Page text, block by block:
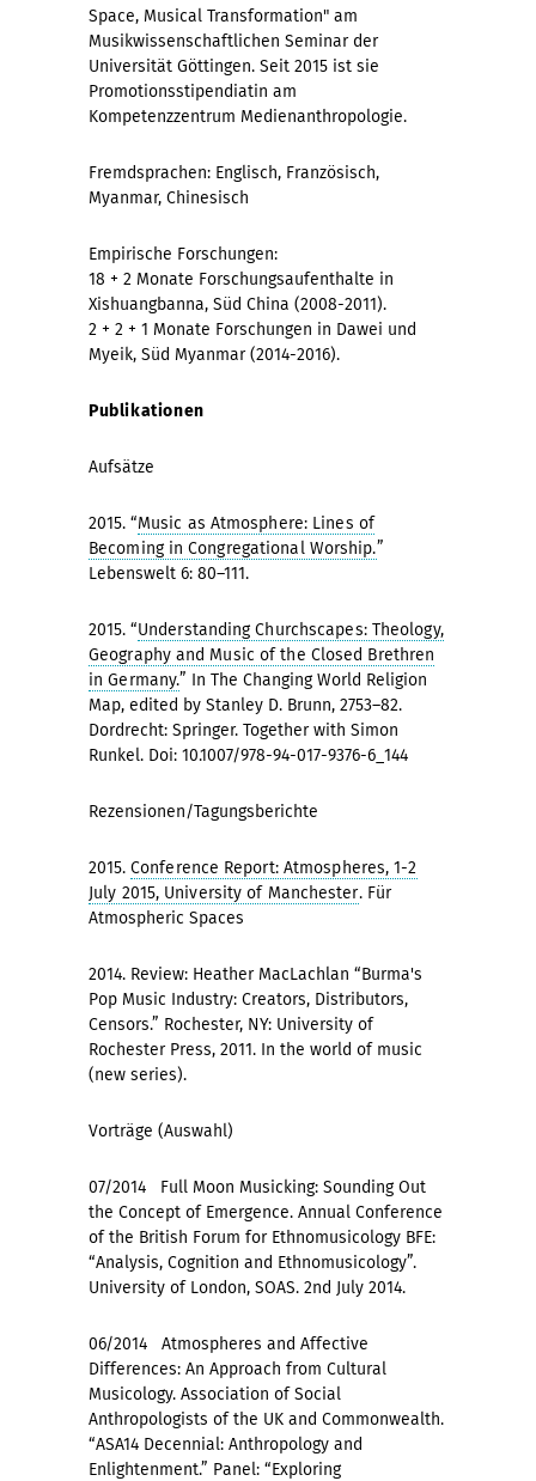
Space, Musical Transformation" am
Musikwissenschaftlichen Seminar der
Universität Göttingen. Seit 2015 ist sie
Promotionsstipendiatin am
Kompetenzzentrum Medienanthropologie.
Fremdsprachen: Englisch, Französisch,
Myanmar, Chinesisch
Empirische Forschungen:
18 + 2 Monate Forschungsaufenthalte in
Xishuangbanna, Süd China (2008-2011).
2 + 2 + 1 Monate Forschungen in Dawei und
Myeik, Süd Myanmar (2014-2016).
Publikationen
Aufsätze
2015. “Music as Atmosphere: Lines of
Becoming in Congregational Worship.”
Lebenswelt 6: 80–111.
2015. “Understanding Churchscapes: Theology,
Geography and Music of the Closed Brethren
in Germany.” In The Changing World Religion
Map, edited by Stanley D. Brunn, 2753–82.
Dordrecht: Springer. Together with Simon
Runkel. Doi: 10.1007/978-94-017-9376-6_144
Rezensionen/Tagungsberichte
2015. Conference Report: Atmospheres, 1-2
July 2015, University of Manchester. Für
Atmospheric Spaces
2014. Review: Heather MacLachlan “Burma's
Pop Music Industry: Creators, Distributors,
Censors.” Rochester, NY: University of
Rochester Press, 2011. In the world of music
(new series).
Vorträge (Auswahl)
07/2014 Full Moon Musicking: Sounding Out
the Concept of Emergence. Annual Conference
of the British Forum for Ethnomusicology BFE:
“Analysis, Cognition and Ethnomusicology”.
University of London, SOAS. 2nd July 2014.
06/2014 Atmospheres and Affective
Differences: An Approach from Cultural
Musicology. Association of Social
Anthropologists of the UK and Commonwealth.
“ASA14 Decennial: Anthropology and
Enlightenment.” Panel: “Exploring